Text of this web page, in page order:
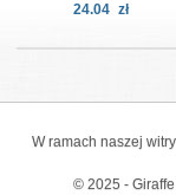
24.04 zł
W ramach naszej
© 2025 -